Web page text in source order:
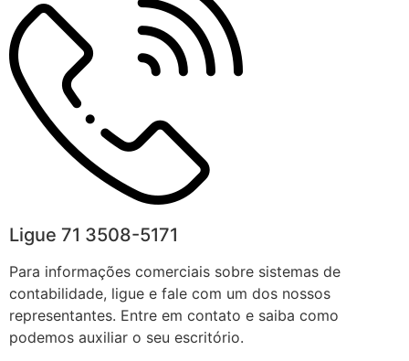
Ligue 71 3508-5171
Para informações comerciais sobre sistemas de
contabilidade, ligue e fale com um dos nossos
representantes. Entre em contato e saiba como
podemos auxiliar o seu escritório.